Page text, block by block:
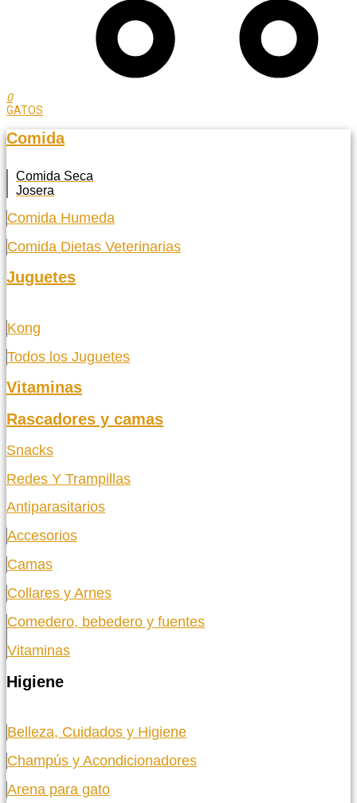
0
GATOS
Comida
Comida Seca
Josera
Comida Humeda
Comida Dietas Veterinarias
Juguetes
Kong
Todos los Juguetes
Vitaminas
Rascadores y camas
Snacks
Redes Y Trampillas
Antiparasitarios
Accesorios
Camas
Collares y Arnes
Comedero, bebedero y fuentes
Vitaminas
Higiene
Belleza, Cuidados y Higiene
Champús y Acondicionadores
Arena para gato